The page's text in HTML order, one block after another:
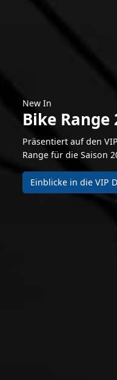
New In
Bike Range
Präsentiert auf den
Range für die Saison
Einblicke in die VIP